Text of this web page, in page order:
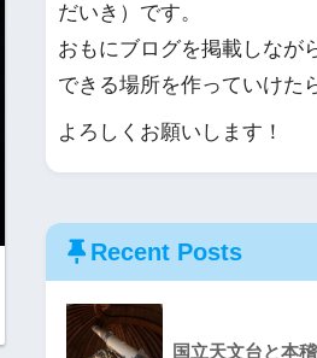
だいき）です。
おもにブログを掲載しなが
できる場所を作っていけた
よろしくお願いします！
Recent Posts
国立天文台と本